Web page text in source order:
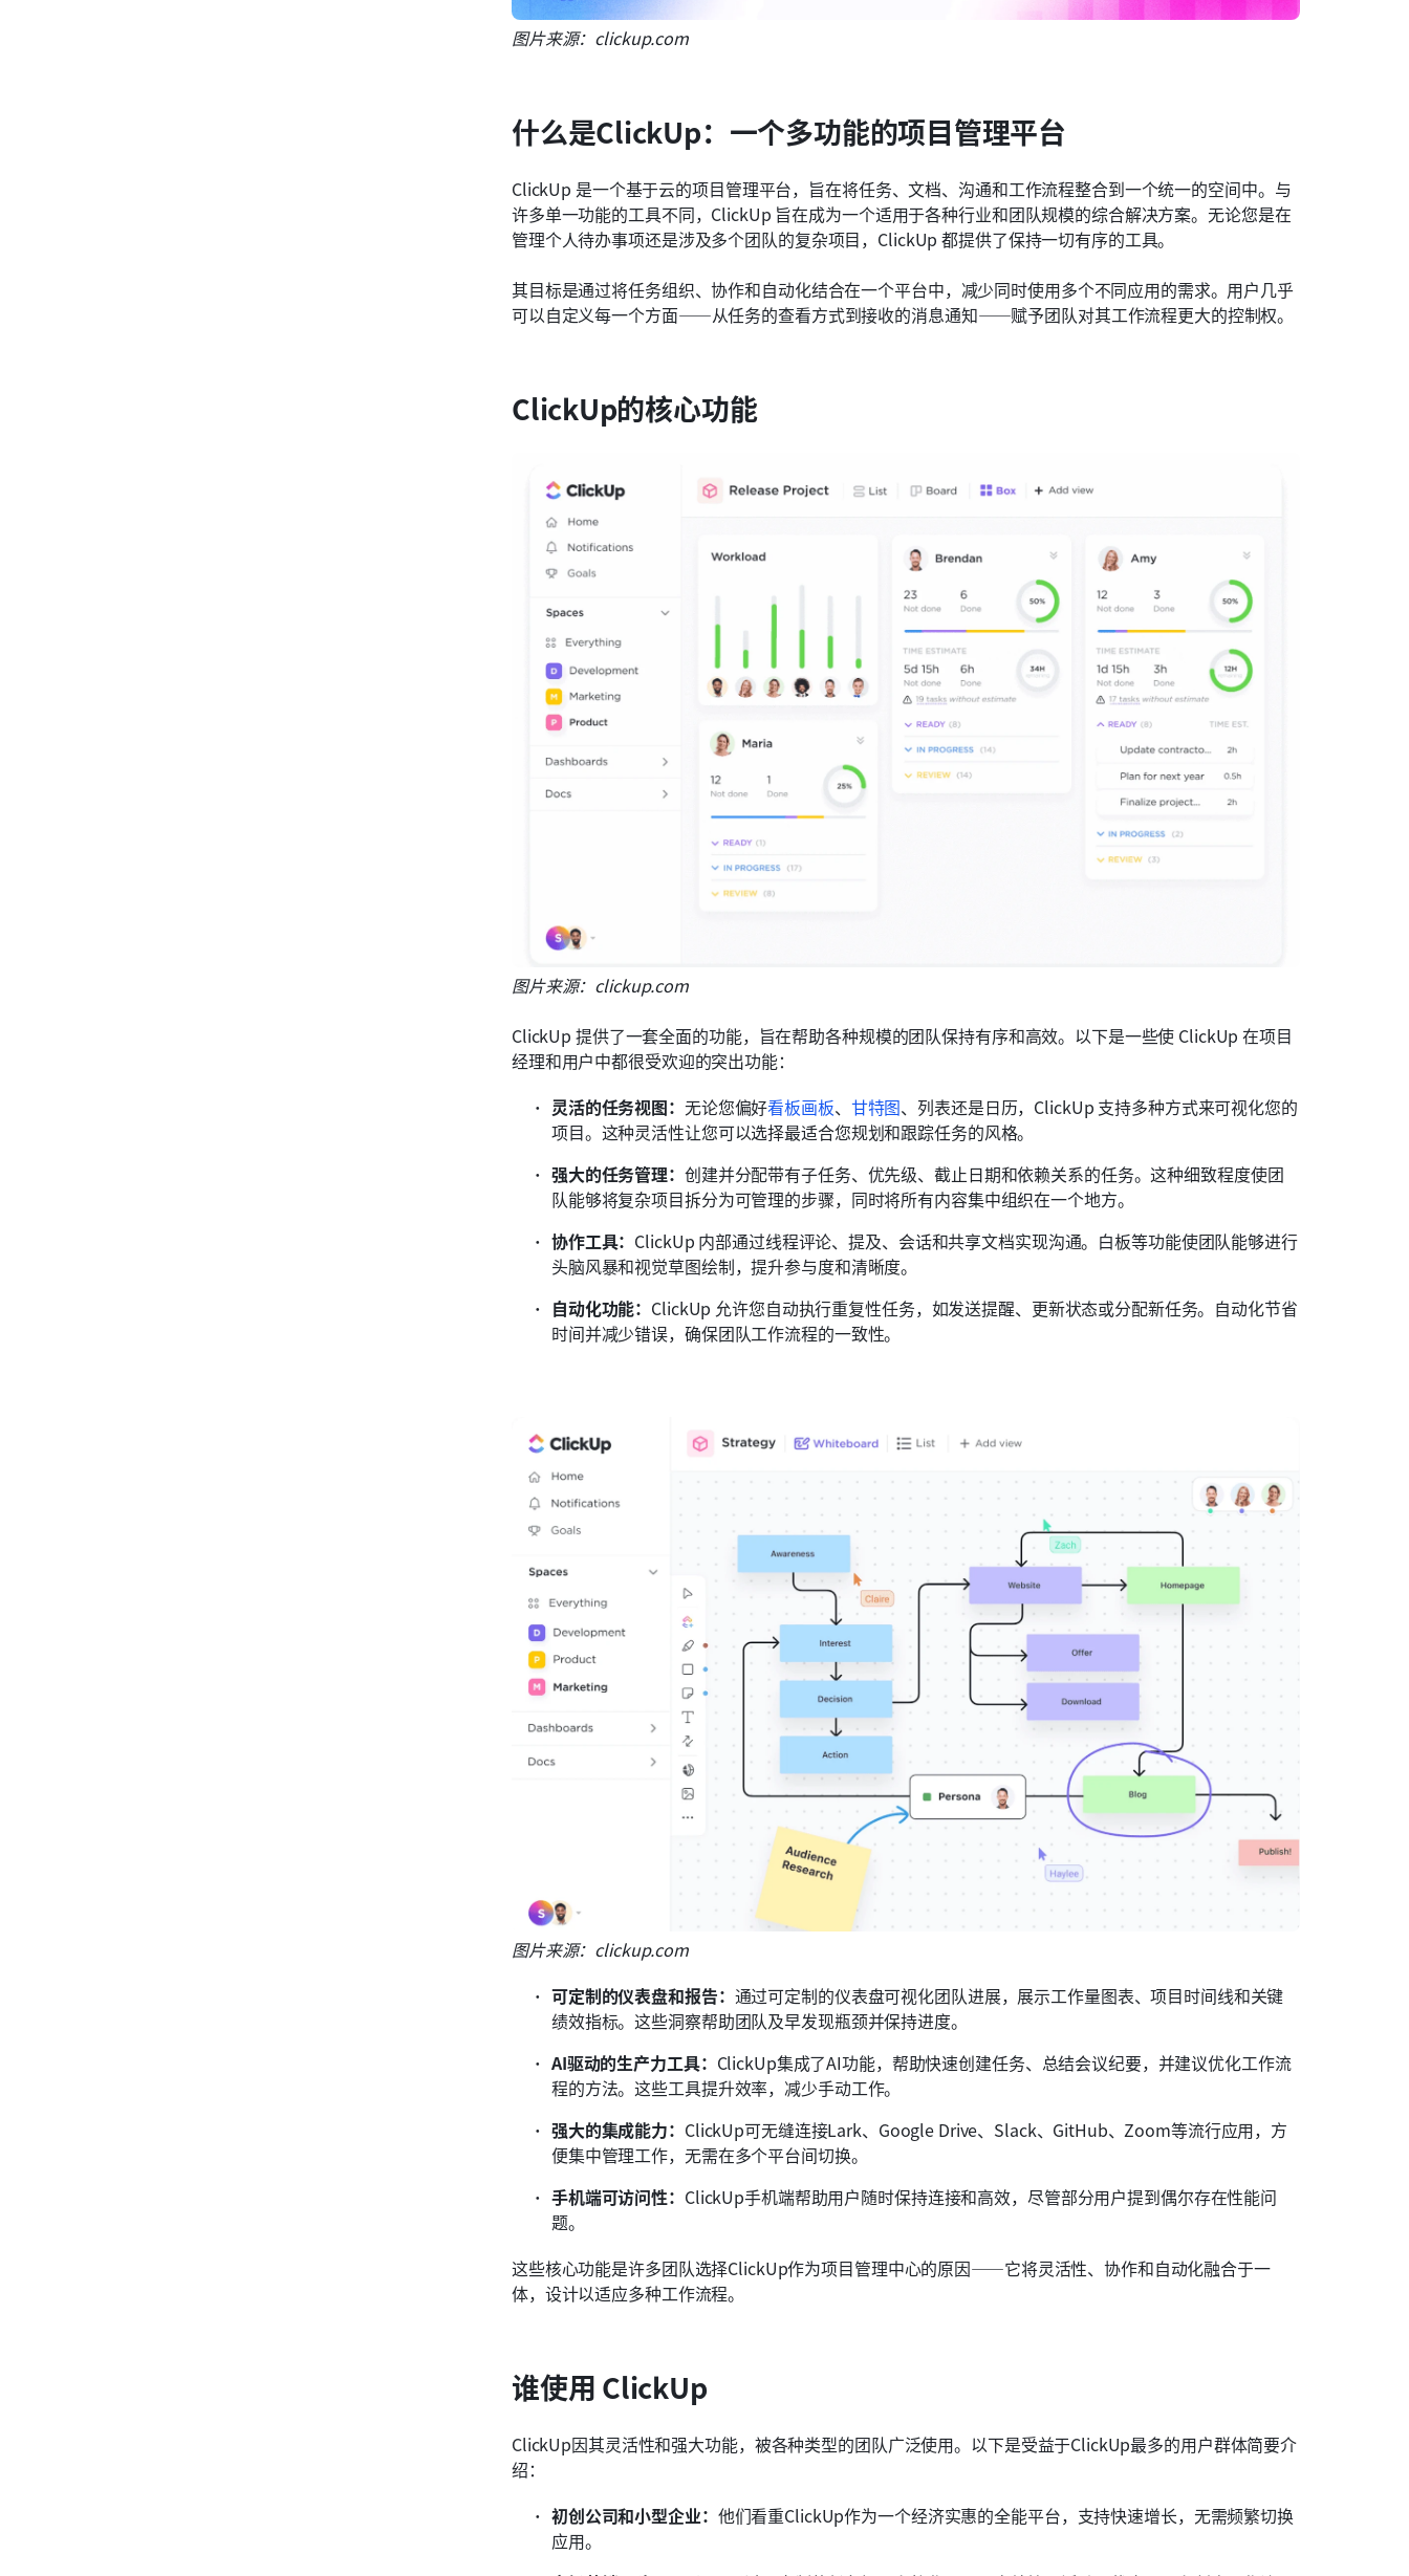
图片来源：clickup.com
什么是ClickUp：一个多功能的项目管理平台
ClickUp 是一个基于云的项目管理平台，旨在将任务、文档、沟通和工作流程整合到一个统一的空间中。与
许多单一功能的工具不同，ClickUp 旨在成为一个适用于各种行业和团队规模的综合解决方案。无论您是在
管理个人待办事项还是涉及多个团队的复杂项目，ClickUp 都提供了保持一切有序的工具。
其目标是通过将任务组织、协作和自动化结合在一个平台中，减少同时使用多个不同应用的需求。用户几乎
可以自定义每一个方面——从任务的查看方式到接收的消息通知——赋予团队对其工作流程更大的控制权。
ClickUp的核心功能
图片来源：clickup.com
ClickUp 提供了一套全面的功能，旨在帮助各种规模的团队保持有序和高效。以下是一些使 ClickUp 在项目
经理和用户中都很受欢迎的突出功能：
灵活的任务视图： 无论您偏好看板画板、 甘特图、列表还是日历，ClickUp 支持多种方式来可视化您的
项目。这种灵活性让您可以选择最适合您规划和跟踪任务的风格。
强大的任务管理： 创建并分配带有子任务、优先级、截止日期和依赖关系的任务。这种细致程度使团
队能够将复杂项目拆分为可管理的步骤，同时将所有内容集中组织在一个地方。
协作工具： ClickUp 内部通过线程评论、提及、会话和共享文档实现沟通。白板等功能使团队能够进行
头脑风暴和视觉草图绘制，提升参与度和清晰度。
自动化功能： ClickUp 允许您自动执行重复性任务，如发送提醒、更新状态或分配新任务。自动化节省
时间并减少错误，确保团队工作流程的一致性。
图片来源：clickup.com
可定制的仪表盘和报告： 通过可定制的仪表盘可视化团队进展，展示工作量图表、项目时间线和关键
绩效指标。这些洞察帮助团队及早发现瓶颈并保持进度。
AI驱动的生产力工具： ClickUp集成了AI功能，帮助快速创建任务、总结会议纪要，并建议优化工作流
程的方法。这些工具提升效率，减少手动工作。
强大的集成能力： ClickUp可无缝连接Lark、Google Drive、Slack、GitHub、Zoom等流行应用，方
便集中管理工作，无需在多个平台间切换。
手机端可访问性： ClickUp手机端帮助用户随时保持连接和高效，尽管部分用户提到偶尔存在性能问
题。
这些核心功能是许多团队选择ClickUp作为项目管理中心的原因——它将灵活性、协作和自动化融合于一
体，设计以适应多种工作流程。
谁使用 ClickUp
ClickUp因其灵活性和强大功能，被各种类型的团队广泛使用。以下是受益于ClickUp最多的用户群体简要介
绍：
初创公司和小型企业： 他们看重ClickUp作为一个经济实惠的全能平台，支持快速增长，无需频繁切换
应用。